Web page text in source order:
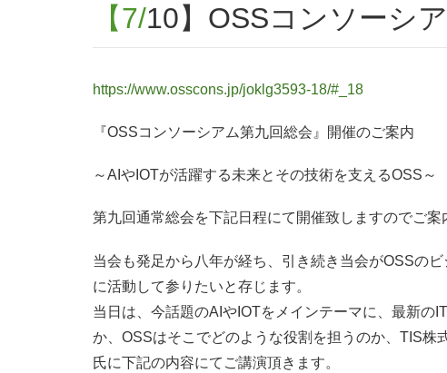
【7/10】OSSコンソー
https://www.osscons.jp/joklg3593-18/#_18
『OSSコンソーシアム第九回総会』開催のご案内
～AIやIOTが活躍する未来とその技術を支えるOSS～
第九回通常総会を下記日程にて開催致しますのでご案
当会も発足から八年が経ち、引き続き当会がOSSの
に活動して参りたいと存じます。
当日は、今話題のAIやIOTをメインテーマに、最新の
か、OSSはそこでどのような役割を担うのか、TIS
氏に下記の内容にてご講演頂きます。